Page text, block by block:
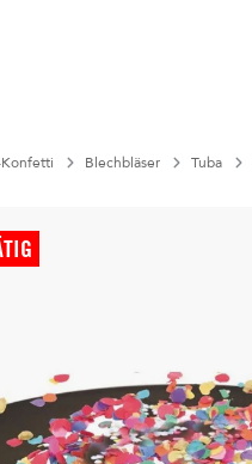
Blechbläser Tuba